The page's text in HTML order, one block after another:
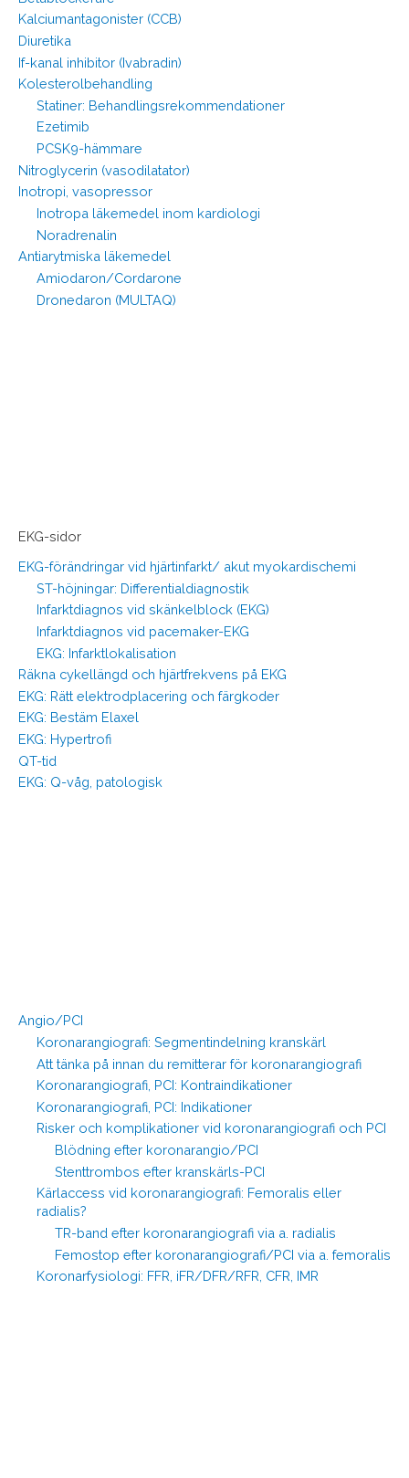
Kalciumantagonister (CCB)
Diuretika
If-kanal inhibitor (Ivabradin)
Kolesterolbehandling
Statiner: Behandlingsrekommendationer
Ezetimib
PCSK9-hämmare
Nitroglycerin (vasodilatator)
Inotropi, vasopressor
Inotropa läkemedel inom kardiologi
Noradrenalin
Antiarytmiska läkemedel
Amiodaron/Cordarone
Dronedaron (MULTAQ)
EKG-sidor
EKG-förändringar vid hjärtinfarkt/ akut myokardischemi
ST-höjningar: Differentialdiagnostik
Infarktdiagnos vid skänkelblock (EKG)
Infarktdiagnos vid pacemaker-EKG
EKG: Infarktlokalisation
Räkna cykellängd och hjärtfrekvens på EKG
EKG: Rätt elektrodplacering och färgkoder
EKG: Bestäm Elaxel
EKG: Hypertrofi
QT-tid
EKG: Q-våg, patologisk
Angio/PCI
Koronarangiografi: Segmentindelning kranskärl
Att tänka på innan du remitterar för koronarangiografi
Koronarangiografi, PCI: Kontraindikationer
Koronarangiografi, PCI: Indikationer
Risker och komplikationer vid koronarangiografi och PCI
Blödning efter koronarangio/PCI
Stenttrombos efter kranskärls-PCI
Kärlaccess vid koronarangiografi: Femoralis eller
radialis?
TR-band efter koronarangiografi via a. radialis
Femostop efter koronarangiografi/PCI via a. femoralis
Koronarfysiologi: FFR, iFR/DFR/RFR, CFR, IMR